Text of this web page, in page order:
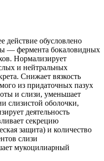
действие обусловлено
— фермента бокаловидных
Нормализирует
и нейтральных
Снижает вязкость
из придаточных пазух
и слизи, уменьшает
слизистой оболочки,
деятельность
секрецию
защита) и количество
слизи
мукоцилиарный